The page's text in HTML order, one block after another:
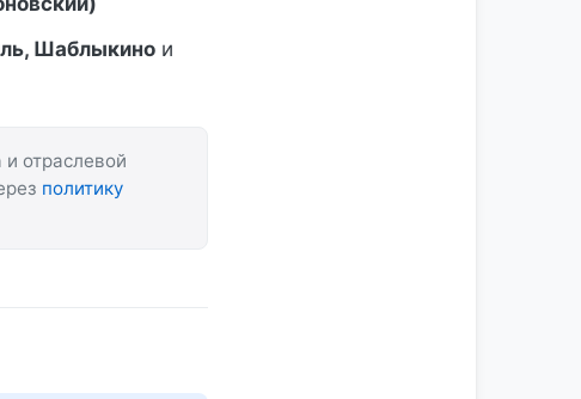
Шаблыкино и
отраслевой
политику